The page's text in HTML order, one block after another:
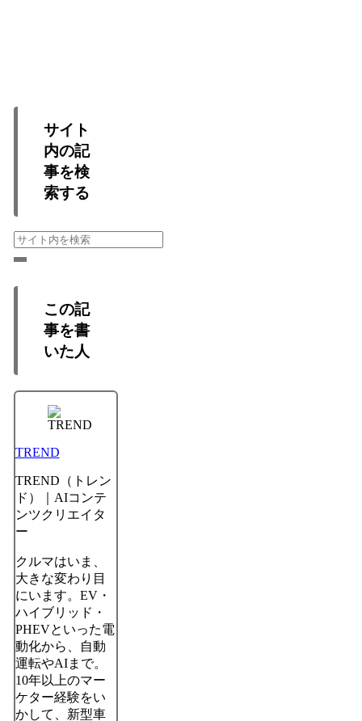
サイト
内の記
事を検
索する
この記
事を書
いた人
TREND
TREND（トレン
ド）｜AIコンテ
ンツクリエイタ
ー
クルマはいま、
大きな変わり目
にいます。EV・
ハイブリッド・
PHEVといった電
動化から、自動
運転やAIまで。
10年以上のマー
ケター経験をい
かして、新型車